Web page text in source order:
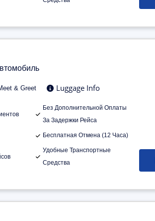
& Greet Luggage Info
Без Дополнительной Оплаты
За Задержки Рейса
Бесплатная Отмена (12 Часа)
Удобные Транспортные
Средства